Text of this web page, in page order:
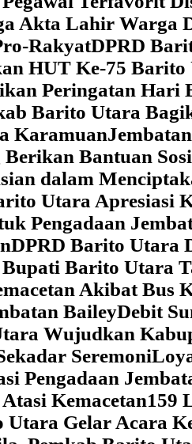
Akta Lahir Warga
RakyatDPRD
HUT Ke-75
Peringatan Hari
Barito Utara
Karamuan
Bantuan
dalam
Utara Apresiasi
Pengadaan
DPRD Barito Utara
Barito Utara
Akibat Bus
BaileyDebit
Wujudkan
Seremoni
Pengadaan
Kemacetan159
Gelar Acara